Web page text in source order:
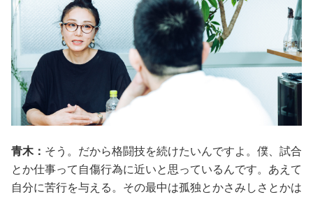
青木： そう。だから格闘技を続けたいんですよ。僕、試合
とか仕事って自傷行為に近いと思っているんです。あえて
自分に苦行を与える。その最中は孤独とかさみしさとかは